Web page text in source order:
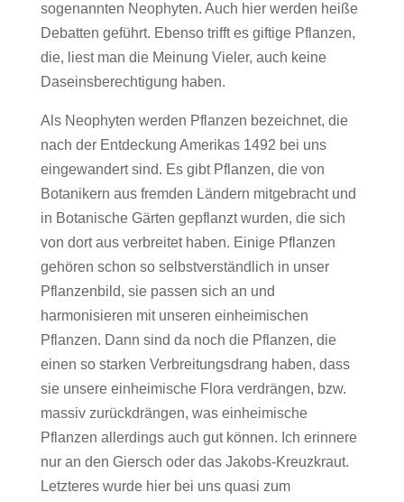
sogenannten Neophyten. Auch hier werden heiße
Debatten geführt. Ebenso trifft es giftige Pflanzen,
die, liest man die Meinung Vieler, auch keine
Daseinsberechtigung haben.
Als Neophyten werden Pflanzen bezeichnet, die
nach der Entdeckung Amerikas 1492 bei uns
eingewandert sind. Es gibt Pflanzen, die von
Botanikern aus fremden Ländern mitgebracht und
in Botanische Gärten gepflanzt wurden, die sich
von dort aus verbreitet haben. Einige Pflanzen
gehören schon so selbstverständlich in unser
Pflanzenbild, sie passen sich an und
harmonisieren mit unseren einheimischen
Pflanzen. Dann sind da noch die Pflanzen, die
einen so starken Verbreitungsdrang haben, dass
sie unsere einheimische Flora verdrängen, bzw.
massiv zurückdrängen, was einheimische
Pflanzen allerdings auch gut können. Ich erinnere
nur an den Giersch oder das Jakobs-Kreuzkraut.
Letzteres wurde hier bei uns quasi zum